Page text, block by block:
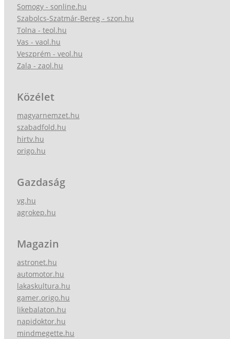
Somogy - sonline.hu
Szabolcs-Szatmár-Bereg - szon.hu
Tolna - teol.hu
Vas - vaol.hu
Veszprém - veol.hu
Zala - zaol.hu
Közélet
magyarnemzet.hu
szabadfold.hu
hirtv.hu
origo.hu
Gazdaság
vg.hu
agrokep.hu
Magazin
astronet.hu
automotor.hu
lakaskultura.hu
gamer.origo.hu
likebalaton.hu
napidoktor.hu
mindmegette.hu